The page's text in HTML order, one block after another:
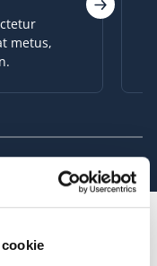
metus,